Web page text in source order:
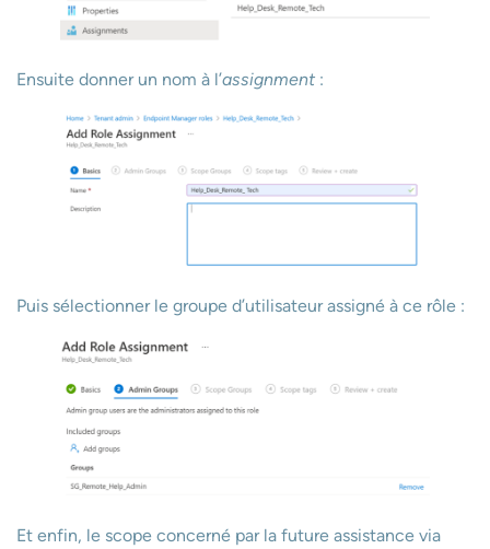
Ensuite donner un nom à l’assignment :
Puis sélectionner le groupe d’utilisateur assigné à ce rôle :
Et enfin, le scope concerné par la future assistance via